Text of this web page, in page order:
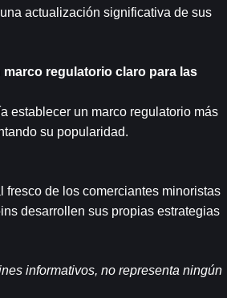
actualización significativa de sus
regulatorio claro para las
establecer un marco regulatorio más
su popularidad.
fresco de los comerciantes minoristas
desarrollen sus propias estrategias
informativos, no representa ningún